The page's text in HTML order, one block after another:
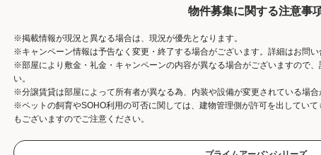
物件募集に関する注意事
※掲載情報が現況と異なる場合は、現況が優先となります。
※キャンペーン情報は予告なく変更・終了する場合がございます。詳細はお問
※部屋により敷金・礼金・キャンペーンの内容が異なる場合がございますので
い。
※分譲賃貸は部屋によって所有者が異なる為、内装や設備が変更されている場
※ペットの飼育やSOHO利用の可否に関しては、建物管理側が許可を出してい
もございますのでご注意ください。